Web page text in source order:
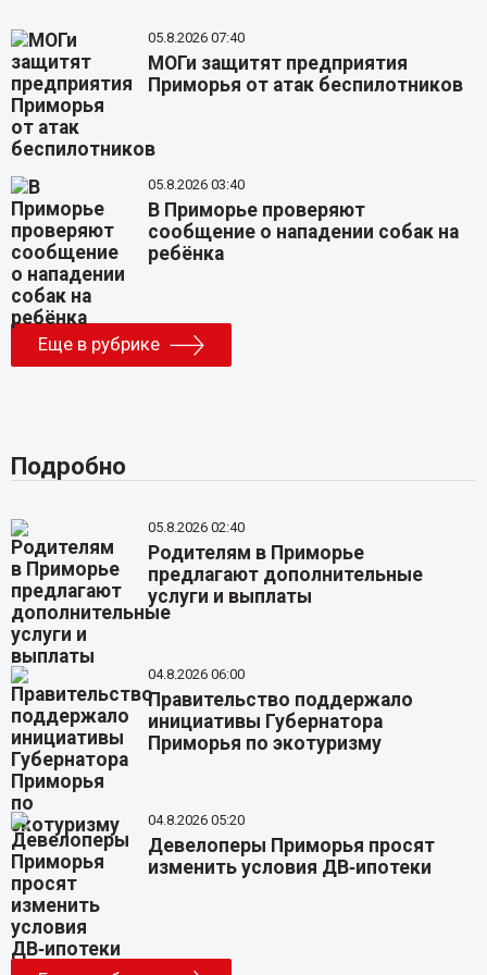
05.8.2026 07:40
МОГи защитят предприятия
Приморья от атак беспилотников
05.8.2026 03:40
В Приморье проверяют
сообщение о нападении собак на
ребёнка
Еще в рубрике
Подробно
05.8.2026 02:40
Родителям в Приморье
предлагают дополнительные
услуги и выплаты
04.8.2026 06:00
Правительство поддержало
инициативы Губернатора
Приморья по экотуризму
04.8.2026 05:20
Девелоперы Приморья просят
изменить условия ДВ‑ипотеки